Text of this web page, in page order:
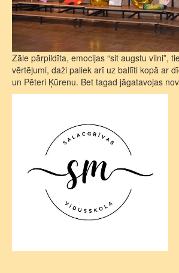
Zāle pārpildīta, emocijas “sit augstu vilni”,
vērtējumi, daži paliek arī uz ballīti kopā ar
un Pēteri Ķūrenu. Bet tagad jāgatavojas